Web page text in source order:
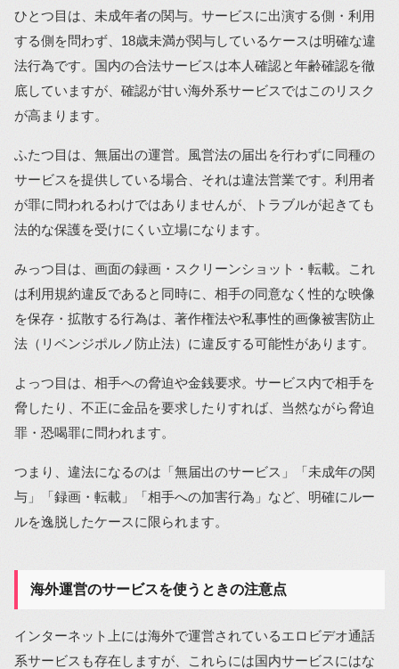
ひとつ目は、未成年者の関与。サービスに出演する側・利用
する側を問わず、18歳未満が関与しているケースは明確な違
法行為です。国内の合法サービスは本人確認と年齢確認を徹
底していますが、確認が甘い海外系サービスではこのリスク
が高まります。
ふたつ目は、無届出の運営。風営法の届出を行わずに同種の
サービスを提供している場合、それは違法営業です。利用者
が罪に問われるわけではありませんが、トラブルが起きても
法的な保護を受けにくい立場になります。
みっつ目は、画面の録画・スクリーンショット・転載。これ
は利用規約違反であると同時に、相手の同意なく性的な映像
を保存・拡散する行為は、著作権法や私事性的画像被害防止
法（リベンジポルノ防止法）に違反する可能性があります。
よっつ目は、相手への脅迫や金銭要求。サービス内で相手を
脅したり、不正に金品を要求したりすれば、当然ながら脅迫
罪・恐喝罪に問われます。
つまり、違法になるのは「無届出のサービス」「未成年の関
与」「録画・転載」「相手への加害行為」など、明確にルー
ルを逸脱したケースに限られます。
海外運営のサービスを使うときの注意点
インターネット上には海外で運営されているエロビデオ通話
系サービスも存在しますが、これらには国内サービスにはな